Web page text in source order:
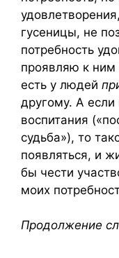
гусеницы, не
потребность
проявляю к ним
есть у людей
другому. А если
воспитания
судьба»), то
появляться, и
бы чести
моих
Продолжение